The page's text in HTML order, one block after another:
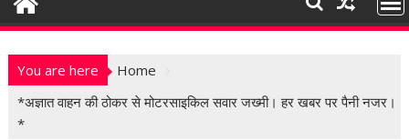
n
You are here
Home
*अज्ञात वाहन की ठोकर से मोटरसाइकिल सवार जख्मी। हर खबर पर पैनी नजर।
*